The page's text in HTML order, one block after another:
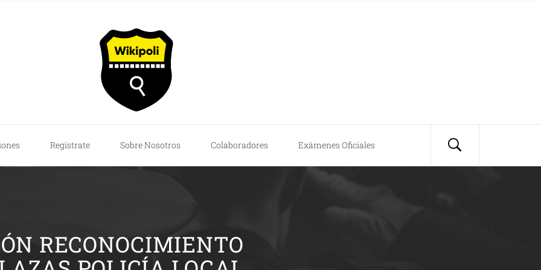
Regístrate Sobre Nosotros Colaboradores Exámenes Oficiales
RECONOCIMIENTO